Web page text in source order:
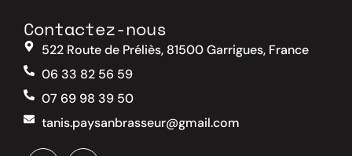
Contactez-nous
522 Route de Préliès, 81500 Garrigues, France
06 33 82 56 59
07 69 98 39 50
tanis.paysanbrasseur@gmail.com